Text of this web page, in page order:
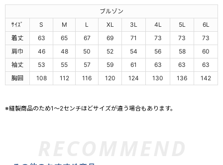
ブルゾン
ｻｲｽﾞ
S M L XL 3L 4L 5L
6L
着丈
63 65 67 69 71 73 73
73
肩巾
46 48 50 52 54 56 58
60
袖丈
53 55 57 59 61 63 63
63
胸囲
108 112 116 120 124 130 136 142
※縫製商品のため1～2センチほどサイズが違う場合もあります。